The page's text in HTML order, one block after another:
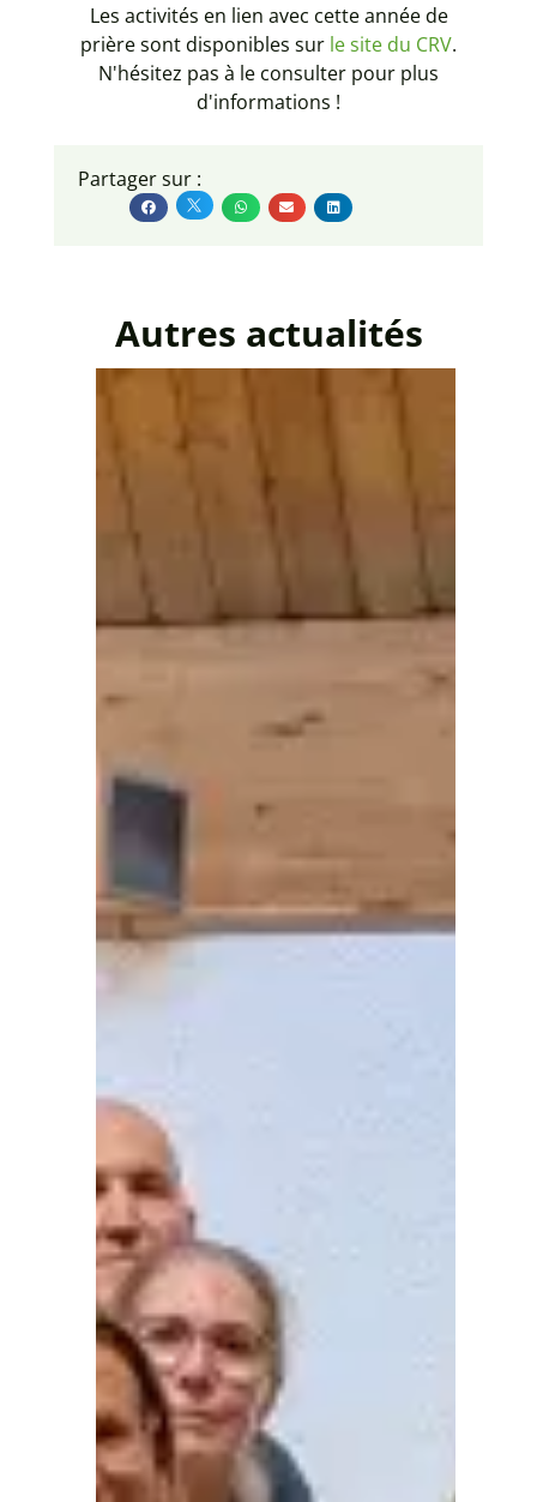
Les activités en lien avec cette année de
prière sont disponibles sur le site du CRV.
N'hésitez pas à le consulter pour plus
d'informations !
Partager sur :
Autres actualités